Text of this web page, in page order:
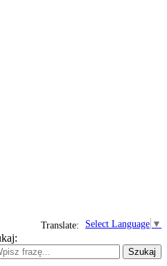
Select Language ▼
Translate:
Szukaj